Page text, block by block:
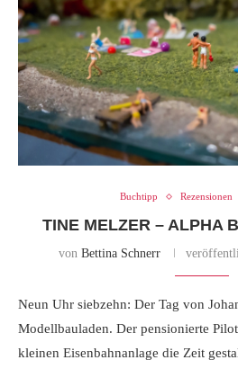
Buchtipp Rezensionen
TINE MELZER – ALPHA
von Bettina Schnerr
Neun Uhr siebzehn: Der Tag von
Modellbauladen. Der pensionierte
kleinen Eisenbahnanlage die Zeit